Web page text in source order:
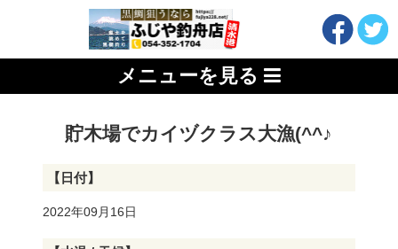
メニューを見る
貯木場でカイヅクラス大漁(^^♪
【日付】
2022年09月16日